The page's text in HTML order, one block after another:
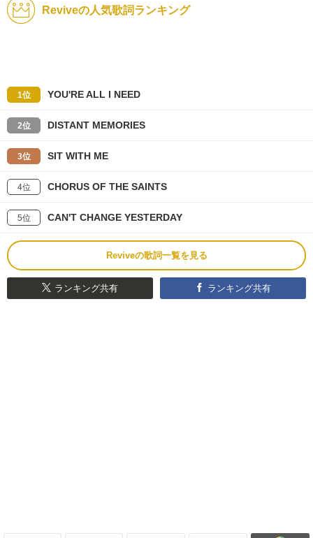
Reviveの人気歌詞ランキング
1位 YOU'RE ALL I NEED
2位 DISTANT MEMORIES
3位 SIT WITH ME
4位 CHORUS OF THE SAINTS
5位 CAN'T CHANGE YESTERDAY
Reviveの歌詞一覧を見る
ランキング共有 ランキング共有